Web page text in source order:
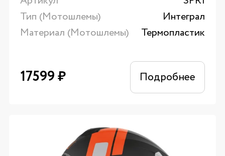
Тип (Мотошлемы)
Интеграл
Материал (Мотошлемы)
Термопластик
17599₽ Подробнее